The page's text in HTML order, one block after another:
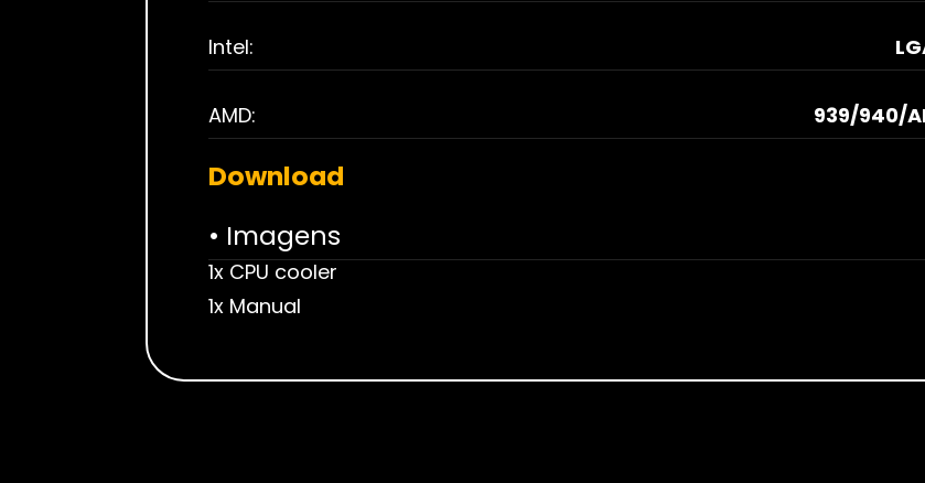
Intel:
AMD: 939/940/
Download
• Imagens
1x CPU cooler
1x Manual